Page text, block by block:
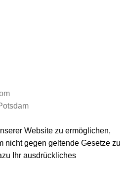
Website zu ermöglichen,
nicht gegen geltende Gesetze zu
Ihr ausdrückliches